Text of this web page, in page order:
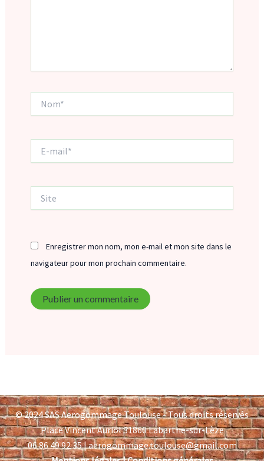
mail*
Enregistrer mon nom, mon e-mail et mon site dans le
navigateur pour mon prochain commentaire.
© 2024 SAS Aerogommage Toulouse - Tous droits réservés
Place Vincent Auriol 31860 Labarthe-sur-Lèze
06 86 49 92 35 | aerogommage.toulouse@gmail.com